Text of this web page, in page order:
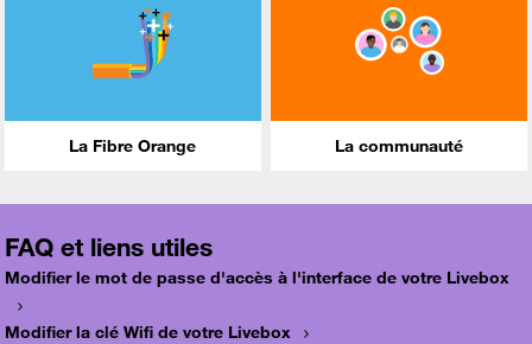
La Fibre Orange La communauté
FAQ et liens utiles
Modifier le mot de passe d'accès à l'interface de votre Livebox
Modifier la clé Wifi de votre Livebox